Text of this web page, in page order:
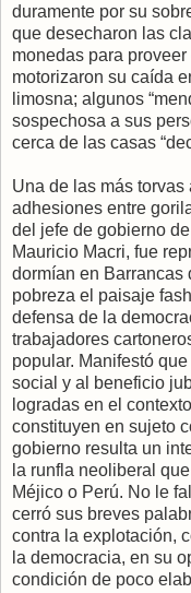
duramente por su
que desecharon las
monedas para
motorizaron su caída
limosna; algunos
sospechosa a sus
cerca de las casas
Una de las más
adhesiones entre
del jefe de gobierno
Mauricio Macri, fue
dormían en Barrancas
pobreza el paisaje
defensa de la
trabajadores
popular. Manifestó
social y al beneficio
logradas en el
constituyen en sujeto
gobierno resulta un
la runfla neoliberal
Méjico o Perú. No le
cerró sus breves
contra la explotación,
la democracia, en su
condición de poco